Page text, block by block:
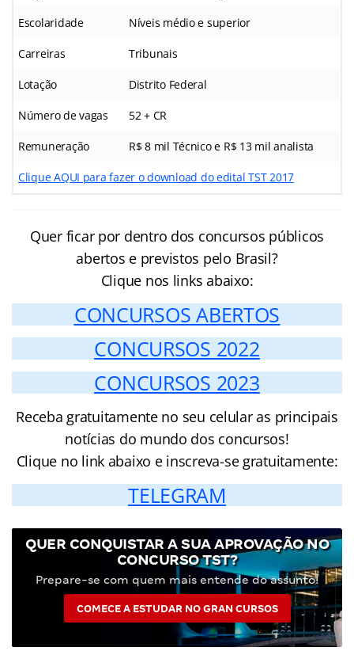
Escolaridade Níveis médio e superior
Carreiras Tribunais
Lotação Distrito Federal
Número de vagas 52 + CR
Remuneração R$ 8 mil Técnico e R$ 13 mil analista
Clique AQUI para fazer o download do edital TST 2017
Quer ficar por dentro dos concursos públicos
abertos e previstos pelo Brasil?
Clique nos links abaixo:
CONCURSOS ABERTOS
CONCURSOS 2022
CONCURSOS 2023
Receba gratuitamente no seu celular as principais
notícias do mundo dos concursos!
Clique no link abaixo e inscreva-se gratuitamente:
TELEGRAM
QUER CONQUISTAR A SUA APROVAÇÃO NO
CONCURSO TST?
Prepare-se com quem mais entende do assunto!
COMECE A ESTUDAR NO GRAN CURSOS